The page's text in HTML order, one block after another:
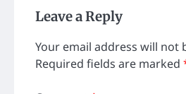
Leave a Reply
Your email address will not
Required fields are marked